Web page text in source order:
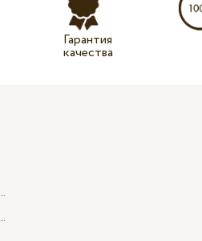
Гарантия
качества